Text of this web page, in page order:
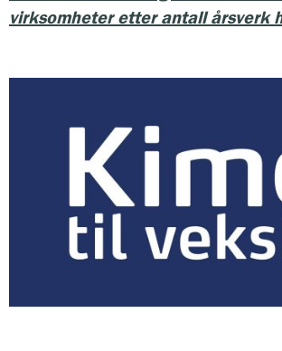
virksomheter etter antall årsverk